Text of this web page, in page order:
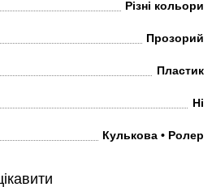
Різні кольори
Прозорий
Пластик
Ні
Кулькова • Ролер